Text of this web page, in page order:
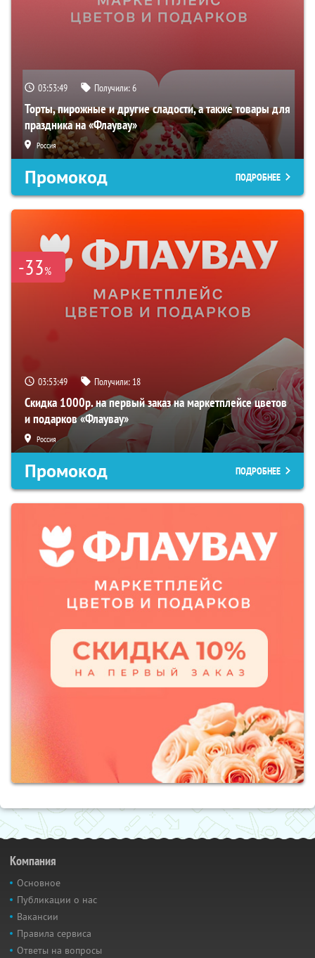
03:53:48 Получили:6
Торты, пирожные и другие сладости, а также товары для
праздника на «Флаувау»
Россия
Промокод ПОДРОБНЕЕ
-33%
03:53:48 Получили: 18
Скидка 1000р. на первый заказ на маркетплейсе цветов
и подарков «Флаувау»
Россия
Промокод ПОДРОБНЕЕ
Компания
Основное
Публикации о нас
Вакансии
Правила сервиса
Ответы на вопросы